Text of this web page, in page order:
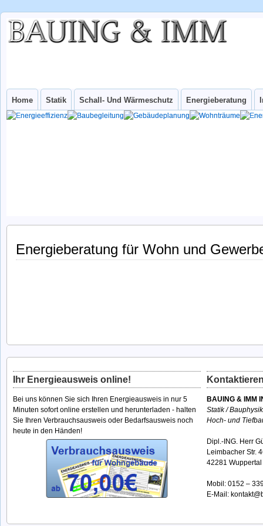
BAUING &
INGenieurbüro
IHR INGENIEURBÜRO FÜR WUPPERTAL UND NRW
Home Statik Schall- Und Wärmeschutz Energieberatung
Energieberatung für Wohn und
Ihr Energieausweis online!
Bei uns können Sie sich Ihren Energieausweis in nur 5
Minuten sofort online erstellen und herunterladen - halten
Sie Ihren Verbrauchsausweis oder Bedarfsausweis noch
heute in den Händen!
BAUING & IMM
Statik /
Hoch- und
Dipl.-ING. Herr
Leimbacher Str.
42281 Wuppertal
Mobil: 0152 –
E-Mail: